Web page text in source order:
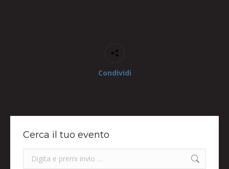
Condividi
Cerca il tuo evento
Search: